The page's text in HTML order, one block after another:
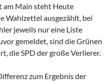
am Main steht Heute
Wahlzettel ausgezählt, bei
jeweils nur eine Liste
gemeldet, sind die Grünen
die SPD der große Verlierer.
zum Ergebnis der